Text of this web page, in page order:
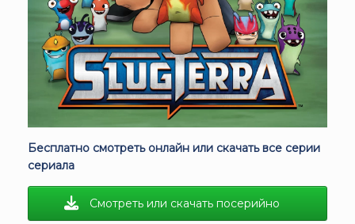
Бесплатно смотреть онлайн или скачать все серии
сериала
Смотреть или скачать посерийно